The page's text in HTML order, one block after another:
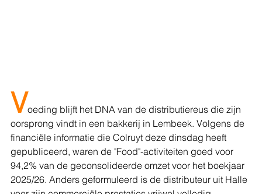
Voeding blijft het DNA van de distributiereus die zijn
oorsprong vindt in een bakkerij in Lembeek. Volgens de
financiële informatie die Colruyt deze dinsdag heeft
gepubliceerd, waren de "Food"-activiteiten goed voor
94,2% van de geconsolideerde omzet voor het boekjaar
2025/26. Anders geformuleerd is de distributeur uit Halle